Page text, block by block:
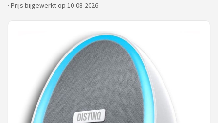
Slaaphulpen
POPULAIRE MERKEN
Alecto
Zazu
· Prijs bijgewerkt op 10-08-2026